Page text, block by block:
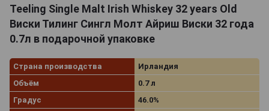
Teeling Single Malt Irish Whiskey 32 years Old
Виски Тилинг Сингл Молт Айриш Виски 32 года
0.7л в подарочной упаковке
Страна производства
Ирландия
Объём
0.7 л
Градус
46.0%